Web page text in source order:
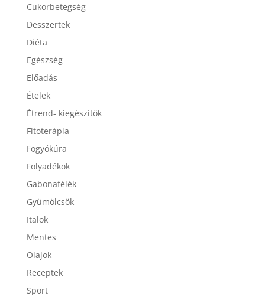
Cukorbetegség
Desszertek
Diéta
Egészség
Előadás
Ételek
Étrend- kiegészítők
Fitoterápia
Fogyókúra
Folyadékok
Gabonafélék
Gyümölcsök
Italok
Mentes
Olajok
Receptek
Sport